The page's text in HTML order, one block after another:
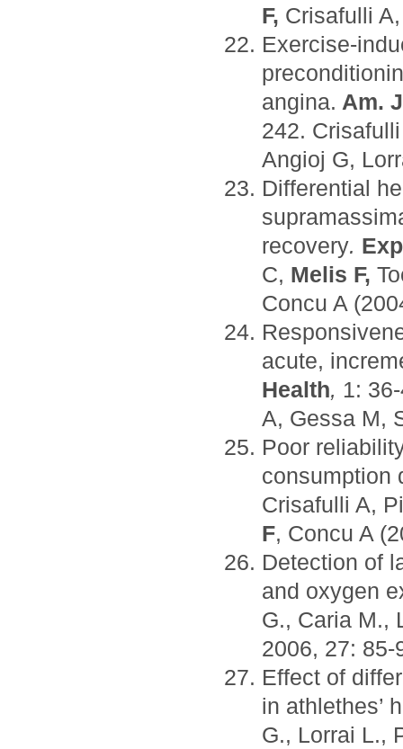
F, Crisafulli
Exercise-
angina. Am.
242.
Angioj G,
Differential
recovery.
C, Melis F,
Concu A
acute,
Health, 1:
A, Gessa M,
Poor
consumption
Crisafulli A,
F, Concu A
Detection of
and oxygen
G., Caria M.,
2006, 27: 85-
Effect of
in athlethes’
G., Lorrai L.,